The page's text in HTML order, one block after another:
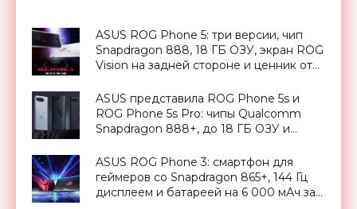
ASUS ROG Phone 5: три версии, чип
Snapdragon 888, 18 ГБ ОЗУ, экран ROG
Vision на задней стороне и ценник от
ASUS представила ROG Phone 5s и
ROG Phone 5s Pro: чипы Qualcomm
Snapdragon 888+, до 18 ГБ ОЗУ и
«Смартфоны»
ASUS ROG Phone 3: смартфон для
геймеров со Snapdragon 865+, 144 Гц
дисплеем и батареей на 6 000 мАч за